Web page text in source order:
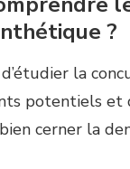
?
la
potentiels et
cerner la